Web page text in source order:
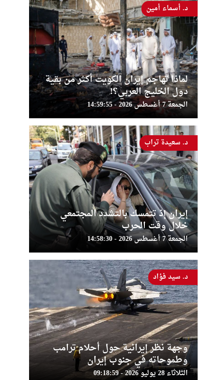
لماذا تهاجم إيران الكويت أكثر من بقية
دول الخليج العربي؟!
الجمعة 7 أغسطس 2026 - 14:59:55
د. أسماء أمين
إيران إذ تتمسك بالتشدد المجتمعي
خلال وقت الحرب
الجمعة 7 أغسطس 2026 - 14:58:30
د. سعيدة تراب
وجهة نظر إيرانية حول أحلام ترامب
وطموحاته في جنوب إيران
الثلاثاء 28 يوليو 2026 - 09:18:59
د. سيد فؤاد